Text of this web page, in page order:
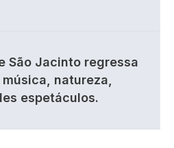
São Jacinto regressa
natureza,
espetáculos.